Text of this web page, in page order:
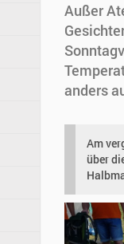
Außer
anders
Am
über